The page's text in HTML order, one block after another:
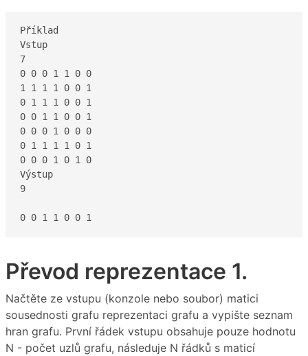
Příklad
Vstup
7
0 0 0 1 1 0 0
1 1 1 1 0 0 1
0 1 1 1 0 0 1
0 0 1 1 0 0 1
0 0 0 1 0 0 0
0 1 1 1 1 0 1
0 0 0 1 0 1 0
Výstup
9
0 0 1 1 0 0 1
Převod reprezentace 1.
Načtěte ze vstupu (konzole nebo soubor) matici
sousednosti grafu reprezentaci grafu a vypište seznam
hran grafu. První řádek vstupu obsahuje pouze hodnotu
N - počet uzlů grafu, následuje N řádků s maticí